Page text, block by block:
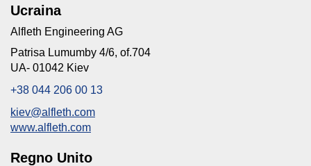
Ucraina
Alfleth Engineering AG
Patrisa Lumumby 4/6, of.704
UA- 01042 Kiev
+38 044 206 00 13
kiev@alfleth.com
www.alfleth.com
Regno Unito